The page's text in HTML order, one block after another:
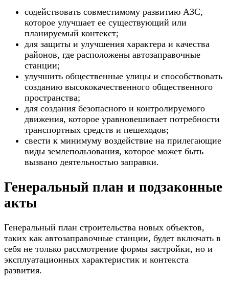
содействовать совместимому развитию АЗС,
которое улучшает ее существующий или
планируемый контекст;
для защиты и улучшения характера и качества
районов, где расположены автозаправочные
станции;
улучшить общественные улицы и способствовать
созданию высококачественного общественного
пространства;
для создания безопасного и контролируемого
движения, которое уравновешивает потребности
транспортных средств и пешеходов;
свести к минимуму воздействие на прилегающие
виды землепользования, которое может быть
вызвано деятельностью заправки.
Генеральный план и подзаконные
акты
Генеральный план строительства новых объектов,
таких как автозаправочные станции, будет включать в
себя не только рассмотрение формы застройки, но и
эксплуатационных характеристик и контекста
развития.